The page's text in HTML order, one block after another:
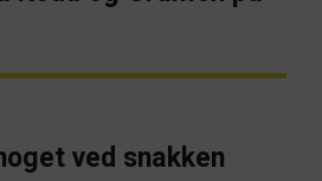
ved snakken